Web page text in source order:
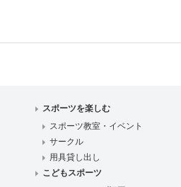
スポーツを楽しむ
スポーツ教室・イベント
サークル
用具貸し出し
こどもスポーツ